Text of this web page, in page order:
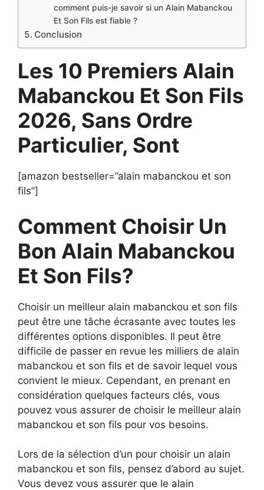
comment puis-je savoir si un Alain Mabanckou
Et Son Fils est fiable ?
Conclusion
Les 10 Premiers Alain
Mabanckou Et Son Fils
2026, Sans Ordre
Particulier, Sont
[amazon bestseller=”alain mabanckou et son
fils”]
Comment Choisir Un
Bon Alain Mabanckou
Et Son Fils?
Choisir un meilleur alain mabanckou et son fils
peut être une tâche écrasante avec toutes les
différentes options disponibles. Il peut être
difficile de passer en revue les milliers de alain
mabanckou et son fils et de savoir lequel vous
convient le mieux. Cependant, en prenant en
considération quelques facteurs clés, vous
pouvez vous assurer de choisir le meilleur alain
mabanckou et son fils pour vos besoins.
Lors de la sélection d’un pour choisir un alain
mabanckou et son fils, pensez d’abord au sujet.
Vous devez vous assurer que le alain